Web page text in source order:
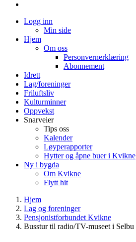
Logg inn
Min side
Hjem
Om oss
Personvernerklæring
Abonnement
Idrett
Lag/foreninger
Friluftsliv
Kulturminner
Oppvekst
Snarveier
Tips oss
Kalender
Løyperapporter
Hytter og åpne buer i Kvikne
Ny i bygda
Om Kvikne
Flytt hit
Hjem
Lag og foreninger
Pensjonistforbundet Kvikne
Busstur til radio/TV-museet i Selbu